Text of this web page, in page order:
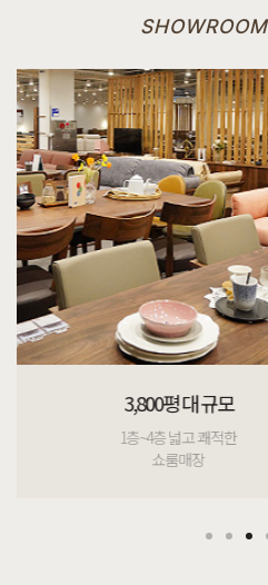
다양한
999,999가지
매일매일 신